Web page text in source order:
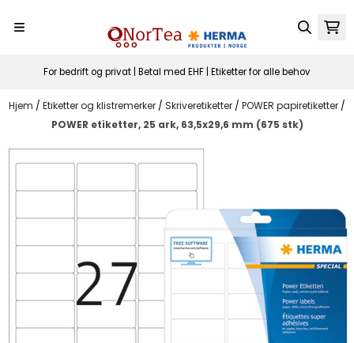
For bedrift og privat | Betal med EHF | Etiketter for alle behov
Hjem / Etiketter og klistremerker / Skriveretiketter / POWER papiretiketter /
POWER etiketter, 25 ark, 63,5x29,6 mm (675 stk)